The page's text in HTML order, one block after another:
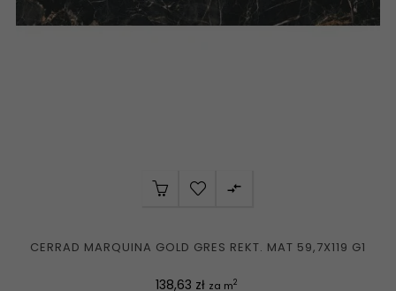

CERRAD MARQUINA GOLD GRES REKT. MAT 59,7X119 G1
Cena
138,63 zł za m2